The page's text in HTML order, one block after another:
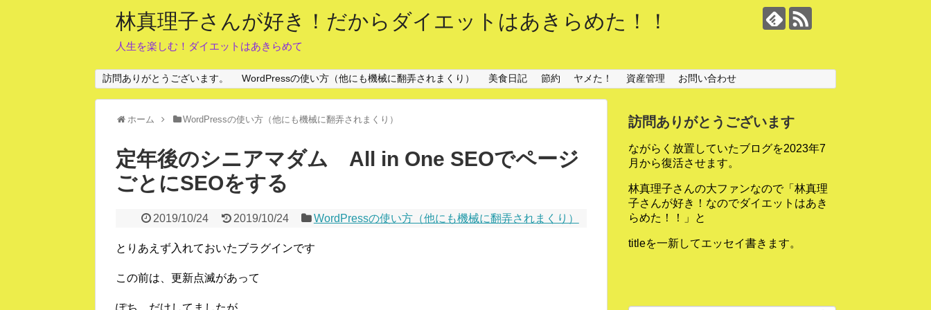
林真理子さんが好き！だからダイエットはあきらめた！！
人生を楽しむ！ダイエットはあきらめて
訪問ありがとうございます。 WordPressの使い方（他にも機械に翻弄されまくり） 美食日記 節約 ヤメた！ 資産管理 お問い合わせ
ホーム WordPressの使い方（他にも機械に翻弄されまくり）
定年後のシニアマダム All in One SEOでページ
ごとにSEOをする
2019/10/24 2019/10/24 WordPressの使い方（他にも機械に翻弄されまくり）
とりあえず入れておいたブラグインです
この前は、更新点滅があって
訪問ありがとうございます
ながらく放置していたブログを2023年7
月から復活させます。
林真理子さんの大ファンなので「林真理
子さんが好き！なのでダイエットはあき
らめた！！」と
titleを一新してエッセイ書きます。